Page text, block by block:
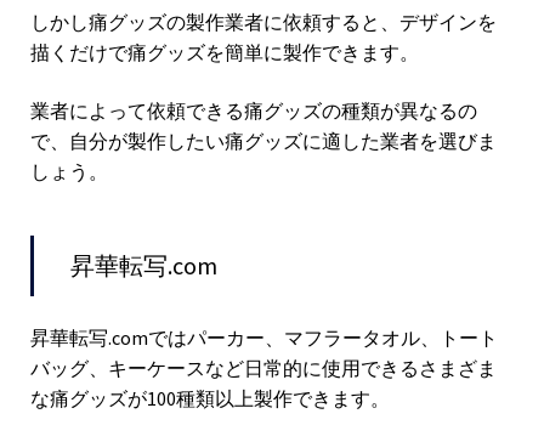
しかし痛グッズの製作業者に依頼すると、デザインを
描くだけで痛グッズを簡単に製作できます。
業者によって依頼できる痛グッズの種類が異なるの
で、自分が製作したい痛グッズに適した業者を選びま
しょう。
昇華転写.com
昇華転写.comではパーカー、マフラータオル、トート
バッグ、キーケースなど日常的に使用できるさまざま
な痛グッズが100種類以上製作できます。